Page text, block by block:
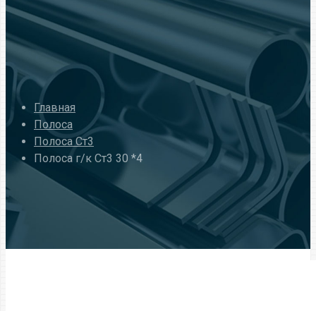
Главная
Полоса
Полоса Ст3
Полоса г/к Ст3 30 *4